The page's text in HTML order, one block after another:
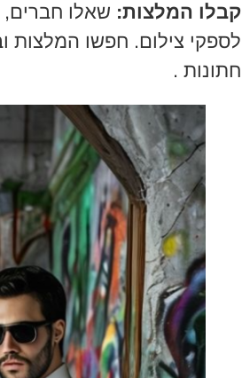
קבלו המלצות: שאלו
לספקי צילום. חפשו המלצות
חתונות .